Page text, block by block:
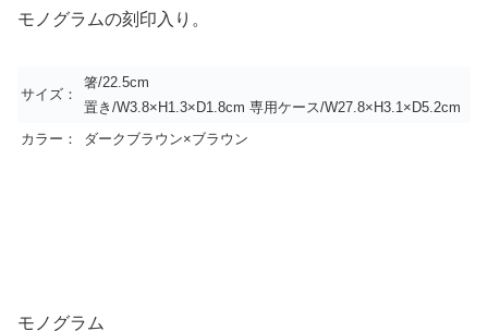
モノグラムの刻印入り。
サイズ：
箸/22.5cm
置き/W3.8×H1.3×D1.8cm 専用ケース/W27.8×H3.1×D5.2cm
カラー：
ダークブラウン×ブラウン
モノグラム